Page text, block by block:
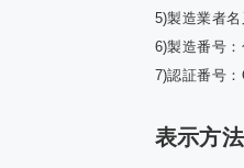
5)製造業者
6)製造番号
7)認証番号：
表示方法